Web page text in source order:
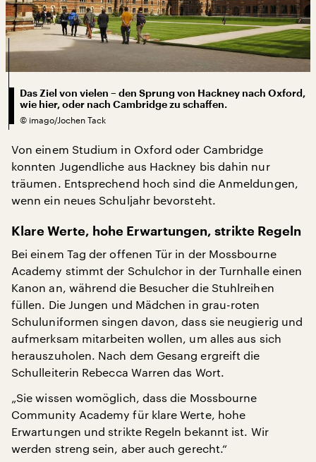
Das Ziel von vielen – den Sprung von Hackney nach Oxford,
wie hier, oder nach Cambridge zu schaffen.
© imago/Jochen Tack
Von einem Studium in Oxford oder Cambridge
konnten Jugendliche aus Hackney bis dahin nur
träumen. Entsprechend hoch sind die Anmeldungen,
wenn ein neues Schuljahr bevorsteht.
Klare Werte, hohe Erwartungen, strikte Regeln
Bei einem Tag der offenen Tür in der Mossbourne
Academy stimmt der Schulchor in der Turnhalle einen
Kanon an, während die Besucher die Stuhlreihen
füllen. Die Jungen und Mädchen in grau-roten
Schuluniformen singen davon, dass sie neugierig und
aufmerksam mitarbeiten wollen, um alles aus sich
herauszuholen. Nach dem Gesang ergreift die
Schulleiterin Rebecca Warren das Wort.
„Sie wissen womöglich, dass die Mossbourne
Community Academy für klare Werte, hohe
Erwartungen und strikte Regeln bekannt ist. Wir
werden streng sein, aber auch gerecht.“